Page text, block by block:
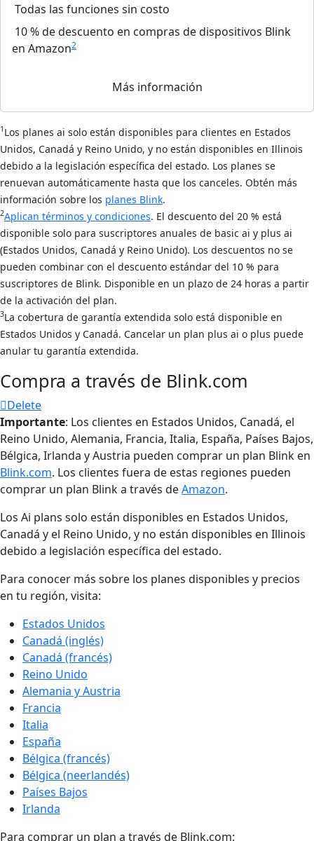
Todas las funciones sin costo
10 % de descuento en compras de dispositivos Blink
en Amazon2
Más información
1 Los planes ai solo están disponibles para clientes en Estados
Unidos, Canadá y Reino Unido, y no están disponibles en Illinois
debido a la legislación específica del estado. Los planes se
renuevan automáticamente hasta que los canceles. Obtén más
información sobre los planes Blink.
2Aplican términos y condiciones. El descuento del 20 % está
disponible solo para suscriptores anuales de basic ai y plus ai
(Estados Unidos, Canadá y Reino Unido). Los descuentos no se
pueden combinar con el descuento estándar del 10 % para
suscriptores de Blink. Disponible en un plazo de 24 horas a partir
de la activación del plan.
3La cobertura de garantía extendida solo está disponible en
Estados Unidos y Canadá. Cancelar un plan plus ai o plus puede
anular tu garantía extendida.
Compra a través de Blink.com
Delete
Importante: Los clientes en Estados Unidos, Canadá, el
Reino Unido, Alemania, Francia, Italia, España, Países Bajos,
Bélgica, Irlanda y Austria pueden comprar un plan Blink en
Blink.com. Los clientes fuera de estas regiones pueden
comprar un plan Blink a través deAmazon.
Los Ai plans solo están disponibles en Estados Unidos,
Canadá y el Reino Unido, y no están disponibles en Illinois
debido a legislación específica del estado.
Para conocer más sobre los planes disponibles y precios
en tu región, visita:
Estados Unidos
Canadá (inglés)
Canadá (francés)
Reino Unido
Alemania y Austria
Francia
Italia
España
Bélgica (francés)
Bélgica (neerlandés)
Países Bajos
Irlanda
Para comprar un plan a través de Blink.com: